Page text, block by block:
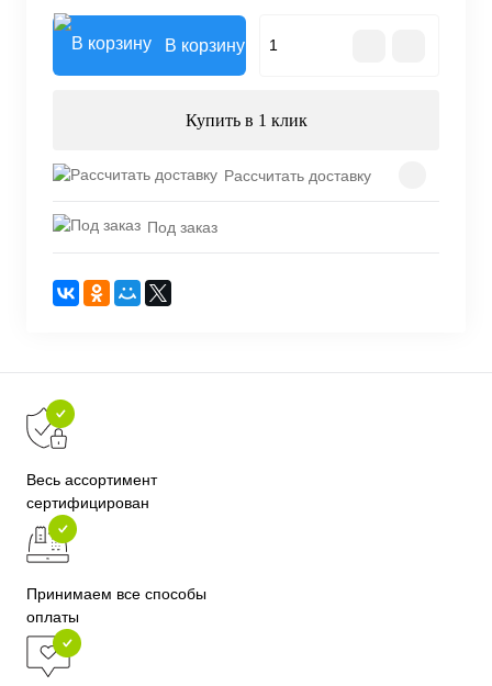
В корзину
Купить в 1 клик
Рассчитать доставку
Под заказ
Весь ассортимент
сертифицирован
Принимаем все способы
оплаты